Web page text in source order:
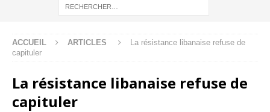
ACCUEIL ARTICLES
La résistance libanaise refuse de
capituler
La résistance libanaise refuse de
capituler